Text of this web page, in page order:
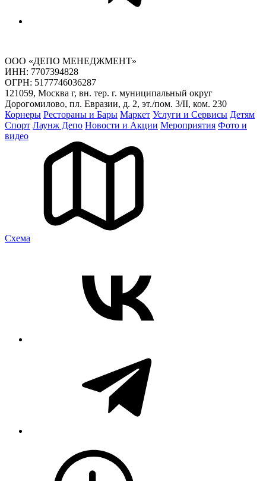
ООО «ДЕПО МЕНЕДЖМЕНТ»
ИНН: 7707394828
ОГРН: 5177746036287
121059, Москва г, вн. тер. г. муниципальный округ
Дорогомилово, пл. Евразии, д. 2, эт./пом. 3/II, ком. 230
Корнеры Рестораны и Бары Маркет Услуги и Сервисы Детям
Спорт Лаунж Депо Новости и Акции Мероприятия Фото и
видео
Cхема